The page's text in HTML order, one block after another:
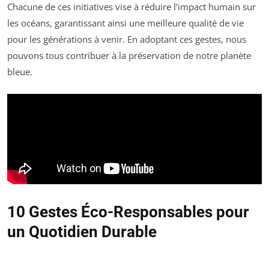
Chacune de ces initiatives vise à réduire l’impact humain sur
les océans, garantissant ainsi une meilleure qualité de vie
pour les générations à venir. En adoptant ces gestes, nous
pouvons tous contribuer à la préservation de notre planète
bleue.
10 Gestes Éco-Responsables pour
un Quotidien Durable